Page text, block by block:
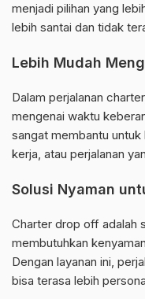
menjadi pilihan yang
lebih santai dan tidak
Lebih Mudah
Dalam perjalanan
mengenai waktu
sangat membantu
kerja, atau perjalanan
Solusi Nyaman
Charter drop off adalah
membutuhkan
Dengan layanan ini,
bisa terasa lebih